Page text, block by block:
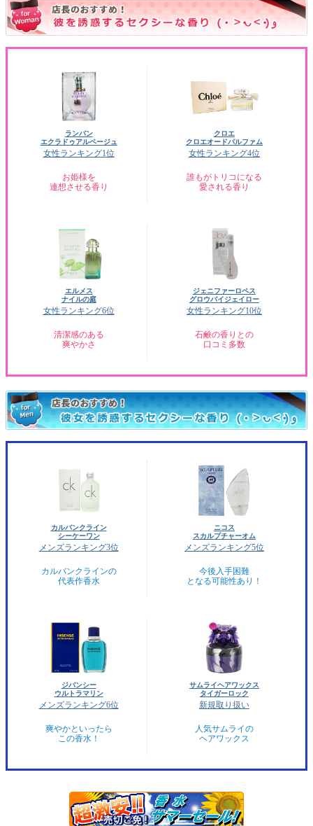
ランバン
エクラドゥアルページュ
女性ランキング1位
お姫様を
連想させる香り
クロエ
クロエオードパルファム
女性ランキング4位
誰もがトリコになる
愛される香り
エルメス
ナイルの庭
女性ランキング6位
清潔感のある
爽やかさ
ジェニファーロペス
グロウバイジェイロー
女性ランキング10位
石鹸の香りとの
口コミ多数
カルバンクライン
シーケーワン
メンズランキング3位
カルバンクラインの
代表作香水
ニコス
スカルプチャーオム
メンズランキング5位
今後入手困難
となる可能性あり！
ジバンシー
ウルトラマリン
メンズランキング6位
爽やかといったら
この香水！
サムライヘアワックス
タイガーロック
新規取り扱い
人気サムライの
ヘアワックス